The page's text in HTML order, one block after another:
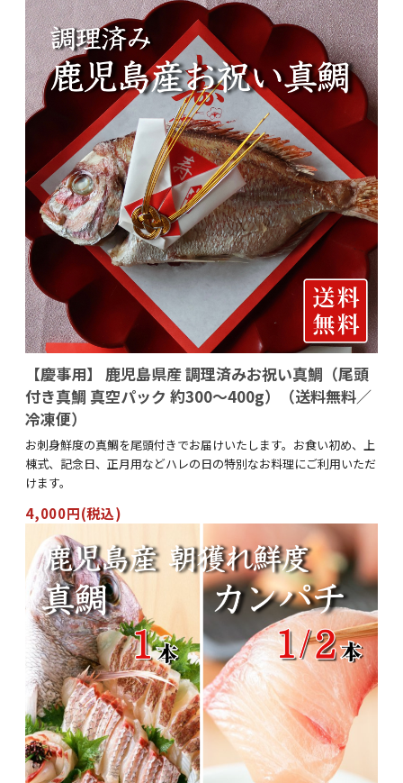
【慶事用】 鹿児島県産 調理済みお祝い真鯛（尾頭
付き真鯛 真空パック 約300～400g）（送料無料／
冷凍便）
お刺身鮮度の真鯛を尾頭付きでお届けいたします。お食い初め、上
棟式、記念日、正月用などハレの日の特別なお料理にご利用いただ
けます。
4,000円(税込)